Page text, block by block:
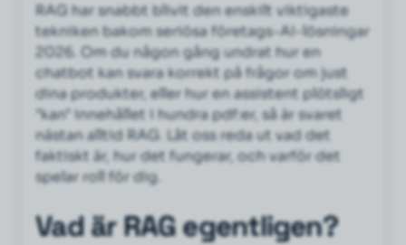
RAG har snabbt blivit den enskilt viktigaste
tekniken bakom seriösa företags-AI-lösningar
2026. Om du någon gång undrat hur en
chatbot kan svara korrekt på frågor om just
dina produkter, eller hur en assistent plötsligt
"kan" innehållet i hundra pdf:er, så är svaret
nästan alltid RAG. Låt oss reda ut vad det
faktiskt är, hur det fungerar, och varför det
spelar roll för dig.
Vad är RAG egentligen?